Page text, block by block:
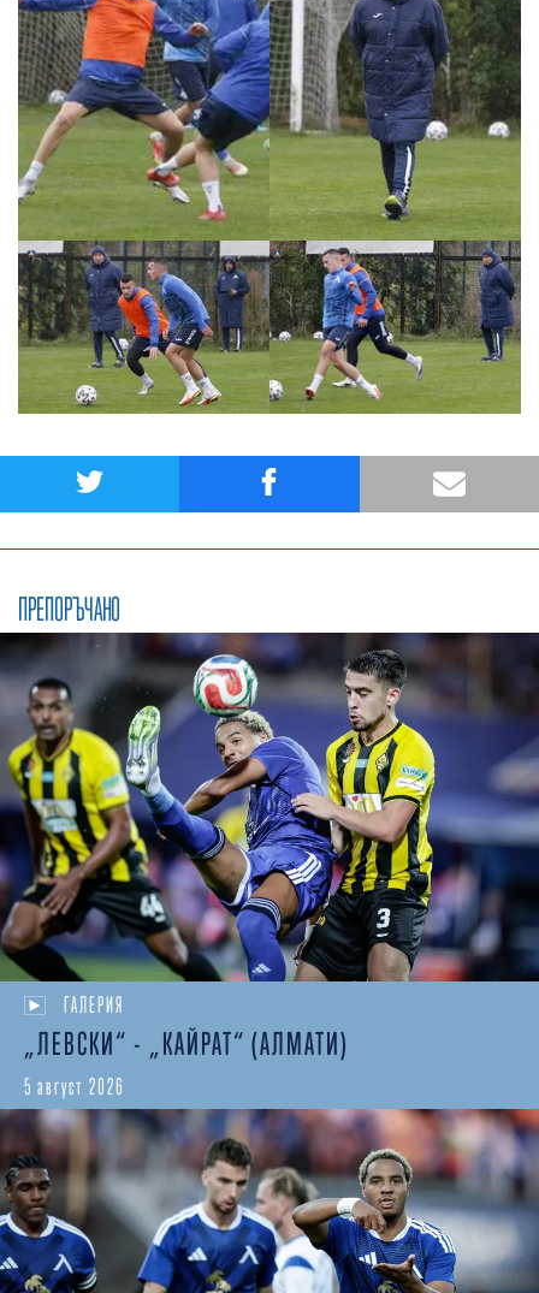
ПРЕПОРЪЧАНО
ГАЛЕРИЯ
„ЛЕВСКИ“ - „КАЙРАТ“ (АЛМАТИ)
5 август 2026